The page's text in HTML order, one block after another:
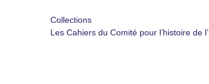
Collections
Les Cahiers du Comité pour l’histoire de